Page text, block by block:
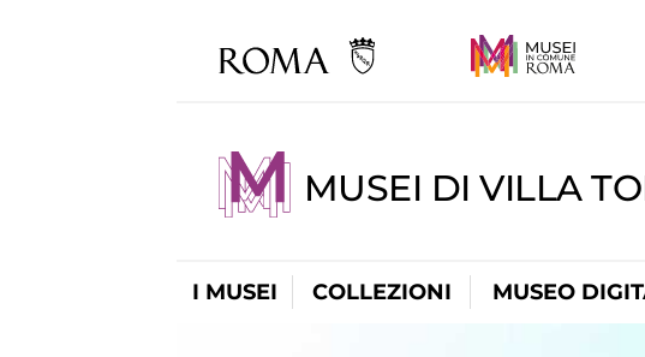
MUSEI DI VILLA
I MUSEI COLLEZIONI MUSEO